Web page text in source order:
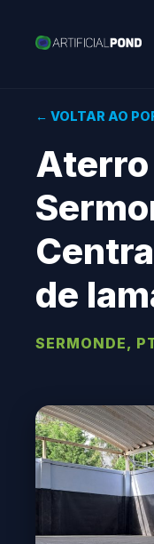
← VOLTAR AO
Aterro
de
SERMONDE,